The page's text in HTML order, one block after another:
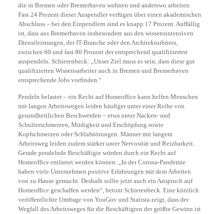
die in Bremen oder Bremerhaven wohnen und anderswo arbeiten.
Fast 24 Prozent dieser Auspendler verfügen über einen akademischen
Abschluss – bei den Einpendlern sind es knapp 17 Prozent. Auffällig
ist, dass aus Bremerhaven insbesondere aus den wissensintensiven
Dienstleistungen, der IT-Branche oder den Architekturbüros,
zwischen 60 und fast 80 Prozent der entsprechend qualifizierten
auspendeln. Schierenbeck: „Unser Ziel muss es sein, dass diese gut
qualifizierten Wissensarbeiter auch in Bremen und Bremerhaven
entsprechende Jobs vorfinden.“
Pendeln belastet – ein Recht auf Homeoffice kann helfen Menschen
mit langen Arbeitswegen leiden häufiger unter einer Reihe von
gesundheitlichen Beschwerden – etwa unter Nacken- und
Schulterschmerzen, Müdigkeit und Erschöpfung sowie
Kopfschmerzen oder Schlafstörungen. Männer mit langem
Arbeitsweg leiden zudem stärker unter Nervosität und Reizbarkeit.
Gerade pendelnde Beschäftigte würden durch ein Recht auf
Homeoffice entlastet werden können. „In der Corona-Pandemie
haben viele Unternehmen positive Erfahrungen mit dem Arbeiten
von zu Hause gemacht. Deshalb sollte jetzt auch ein Anspruch auf
Homeoffice geschaffen werden“, betont Schierenbeck. Eine kürzlich
veröffentlichte Umfrage von YouGov und Statista zeigt, dass der
Wegfall des Arbeitsweges für die Beschäftigten der größte Gewinn ist